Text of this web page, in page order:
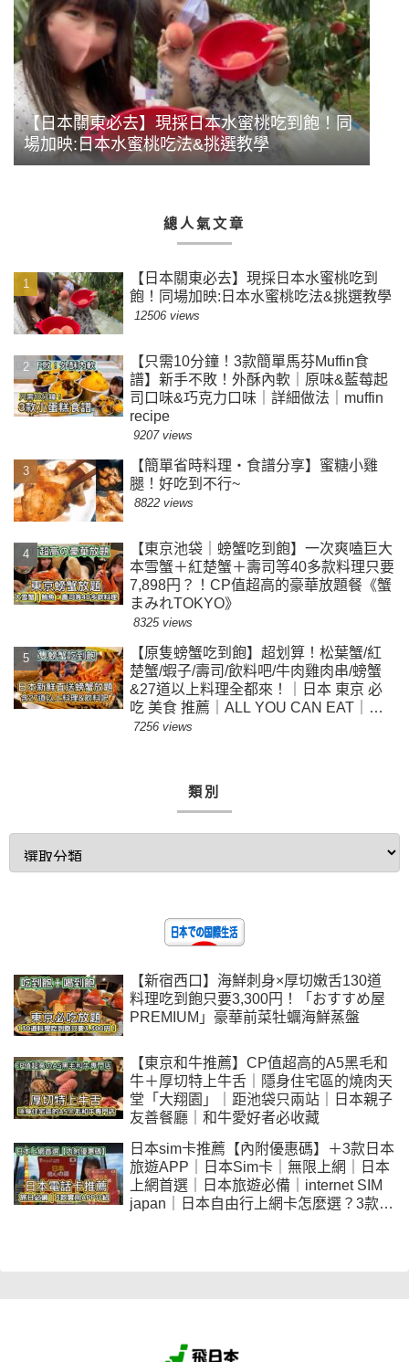
【日本關東必去】現採日本水蜜桃吃到飽！同
場加映:日本水蜜桃吃法&挑選教學
總人氣文章
【日本關東必去】現採日本水蜜桃吃到
飽！同場加映:日本水蜜桃吃法&挑選教學
12506 views
【只需10分鐘！3款簡單馬芬Muffin食
譜】新手不敗！外酥內軟｜原味&藍莓起
司口味&巧克力口味｜詳細做法｜muffin
recipe
9207 views
【簡單省時料理・食譜分享】蜜糖小雞
腿！好吃到不行~
8822 views
【東京池袋｜螃蟹吃到飽】一次爽嗑巨大
本雪蟹＋紅楚蟹＋壽司等40多款料理只要
7,898円？！CP值超高的豪華放題餐《蟹
まみれTOKYO》
8325 views
【原隻螃蟹吃到飽】超划算！松葉蟹/紅
楚蟹/蝦子/壽司/飲料吧/牛肉雞肉串/螃蟹
&27道以上料理全都來！｜日本 東京 必
吃 美食 推薦｜ALL YOU CAN EAT｜
$500東京蟹放題｜原隻螃蟹隨便拿
7256 views
類別
【新宿西口】海鮮刺身×厚切嫩舌130道
料理吃到飽只要3,300円！「おすすめ屋
PREMIUM」豪華前菜牡蠣海鮮蒸盤
【東京和牛推薦】CP值超高的A5黑毛和
牛＋厚切特上牛舌｜隱身住宅區的燒肉天
堂「大翔園」｜距池袋只兩站｜日本親子
友善餐廳｜和牛愛好者必收藏
日本sim卡推薦【內附優惠碼】＋3款日本
旅遊APP｜日本Sim卡｜無限上網｜日本
上網首選｜日本旅遊必備｜internet SIM
japan｜日本自由行上網卡怎麼選？3款旅